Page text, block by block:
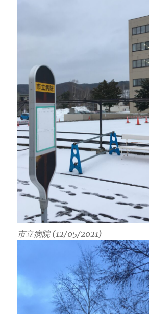
市立病院 (12/05/2021)